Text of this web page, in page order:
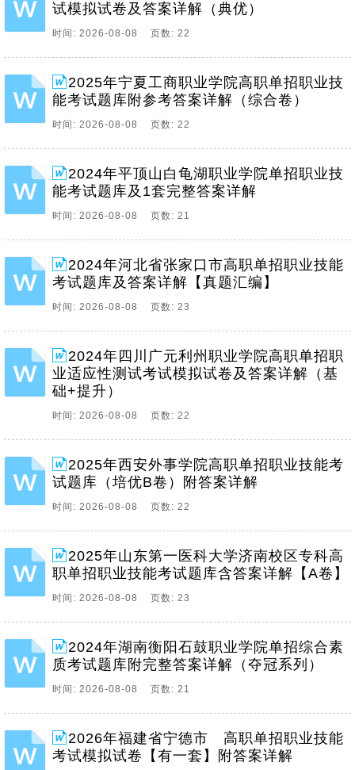
试模拟试卷及答案详解（典优）
时间: 2026-08-08 页数: 22
2025年宁夏工商职业学院高职单招职业技
能考试题库附参考答案详解（综合卷）
时间: 2026-08-08 页数: 22
2024年平顶山白龟湖职业学院单招职业技
能考试题库及1套完整答案详解
时间: 2026-08-08 页数: 21
2024年河北省张家口市高职单招职业技能
考试题库及答案详解【真题汇编】
时间: 2026-08-08 页数: 23
2024年四川广元利州职业学院高职单招职
业适应性测试考试模拟试卷及答案详解（基
础+提升）
时间: 2026-08-08 页数: 22
2025年西安外事学院高职单招职业技能考
试题库（培优B卷）附答案详解
时间: 2026-08-08 页数: 22
2025年山东第一医科大学济南校区专科高
职单招职业技能考试题库含答案详解【A卷】
时间: 2026-08-08 页数: 23
2024年湖南衡阳石鼓职业学院单招综合素
质考试题库附完整答案详解（夺冠系列）
时间: 2026-08-08 页数: 21
2026年福建省宁德市 高职单招职业技能
考试模拟试卷【有一套】附答案详解